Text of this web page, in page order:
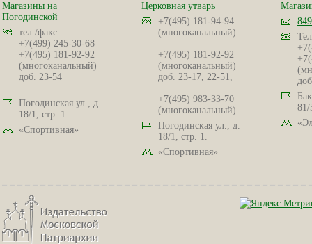
Магазины на
Погодинской
тел./факс:
+7(499) 245-30-68
+7(495) 181-92-92
(многоканальный)
доб. 23-54
Погодинская ул., д.
18/1, стр. 1.
«Спортивная»
Церковная утварь
+7(495) 181-94-94
(многоканальный)
+7(495) 181-92-92
(многоканальный)
доб. 23-17, 22-51,
+7(495) 983-33-70
(многоканальный)
Погодинская ул., д.
18/1, стр. 1.
«Спортивная»
81/